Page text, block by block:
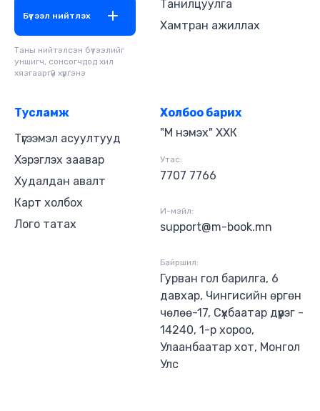
Бүтээл нийтлэх
Таны нийтэлсэн бүтээлийг
уншигч, сонсогчдод хил
хязгааргүй хүргэнэ
Танилцуулга
Хамтран ажиллах
Тусламж
Түгээмэл асуултууд
Хэрэглэх заавар
Худалдан авалт
Карт холбох
Лого татах
Холбоо барих
"М нэмэх" ХХК
Утас:
7707 7766
И-мэйл:
support@m-book.mn
Байршил:
Гурван гол барилга, 6
давхар, Чингисийн өргөн
чөлөө-17, Сүхбаатар дүүрэг -
14240, 1-р хороо,
Улаанбаатар хот, Монгол
Улс